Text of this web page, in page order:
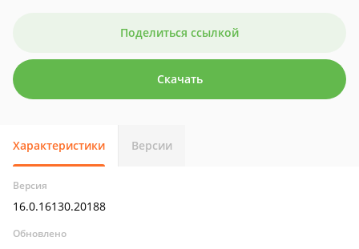
Поделиться ссылкой
Скачать
Характеристики Версии
Версия
16.0.16130.20188
Обновлено